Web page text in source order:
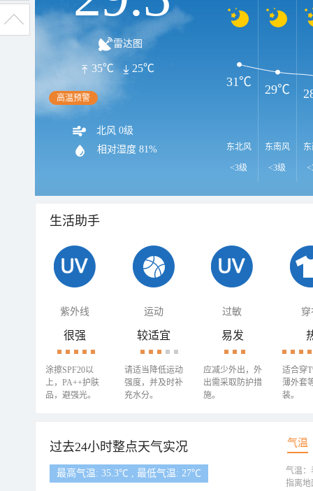
雷达图
35℃ 25℃
高温预警
北风 0级
相对湿度 81% 东北风
<3级
东南风
<3级
31℃
29℃
生活助手
紫外线 运动 过敏 穿
很强
涂擦SPF20以
上，PA++护肤
品，避强光。
较适宜
请适当降低运动
强度，并及时补
充水分。
易发
应减少外出，外
出需采取防护措
施。
适合穿
薄外套
装。
过去24小时整点天气实况 气温
最高气温: 35.3℃ , 最低气温: 27℃
气温：
指离地